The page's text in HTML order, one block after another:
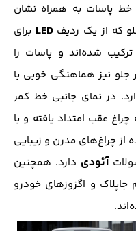
خط پاسات به همراه نشان
که از یک ردیفLED برای
شده‌اند و پاسات را
نیز هماهنگی خوبی با
در نمای جانبی خط کمر
عقب امتداد یافته و با
چراغ‌های مدرن و زیبایی
آئودی دارد. همچنین
جاپلاک و اگزوز‌های خودرو